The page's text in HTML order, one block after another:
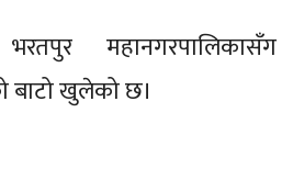
महानगरपालिकासँग
बाटो खुलेको छ।